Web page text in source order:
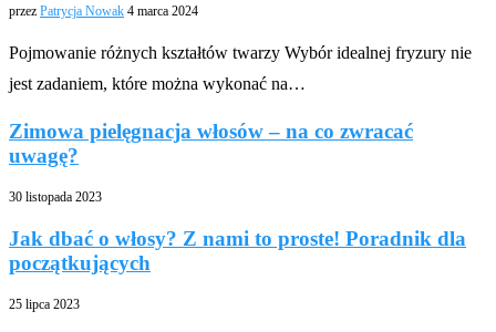
przez Patrycja Nowak 4 marca 2024
Pojmowanie różnych kształtów twarzy Wybór idealnej fryzury nie
jest zadaniem, które można wykonać na…
Zimowa pielęgnacja włosów – na co zwracać
uwagę?
30 listopada 2023
Jak dbać o włosy? Z nami to proste! Poradnik dla
początkujących
25 lipca 2023